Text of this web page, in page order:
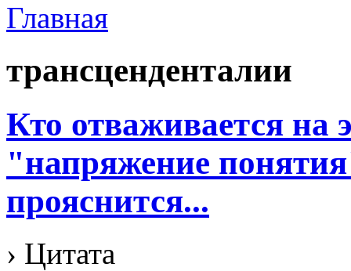
Главная
трансценденталии
Кто отваживается на
"напряжение
прояснится...
› Цитата